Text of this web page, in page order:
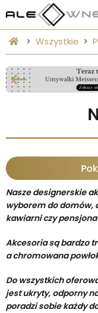
Wszystkie
Nasze designerskie
wyborem do domów,
kawiarni czy
Akcesoria są bardzo
a chromowana
Do wszystkich
jest ukryty, odporny
poradzi sobie każdy